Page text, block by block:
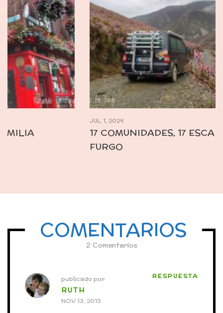
17 COMUNIDADES, 17 ESCAPADAS EN
COMENTARIOS
2 Comentarios
publicado por
RUTH
NOV 13, 2015
RESPUESTA